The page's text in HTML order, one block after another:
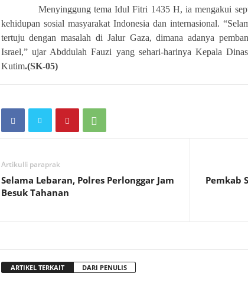
Menyinggung tema Idul Fitri 1435 H, ia mengakui
kehidupan sosial masyarakat Indonesia dan internasional.
tertuju dengan masalah di Jalur Gaza, dimana adanya
Israel,” ujar Abddulah Fauzi yang sehari-harinya Kepala
Kutim.(SK-05)
Artikulli paraprak
Selama Lebaran, Polres Perlonggar Jam
Besuk Tahanan
Pemkab
ARTIKEL TERKAIT DARI PENULIS